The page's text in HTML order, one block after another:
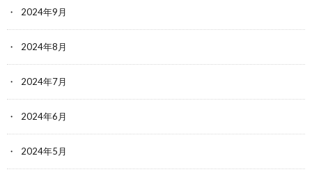
2024年9月
2024年8月
2024年7月
2024年6月
2024年5月